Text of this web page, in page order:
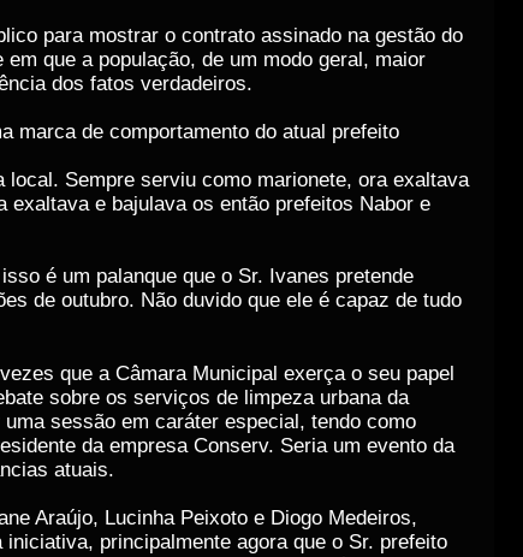
para mostrar o contrato assinado na gestão do
que a população, de um modo geral, maior
dos fatos verdadeiros.
marca de comportamento do atual prefeito
Sempre serviu como marionete, ora exaltava
exaltava e bajulava os então prefeitos Nabor e
é um palanque que o Sr. Ivanes pretende
de outubro. Não duvido que ele é capaz de tudo
que a Câmara Municipal exerça o seu papel
sobre os serviços de limpeza urbana da
sessão em caráter especial, tendo como
da empresa Conserv. Seria um evento da
atuais.
Araújo, Lucinha Peixoto e Diogo Medeiros,
principalmente agora que o Sr. prefeito